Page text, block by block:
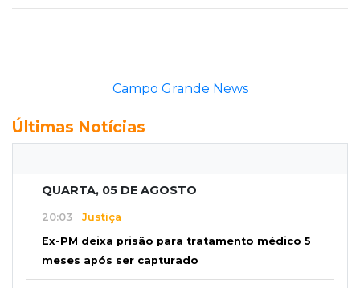
Últimas Notícias
QUARTA, 05 DE AGOSTO
20:03 Justiça
Ex-PM deixa prisão para tratamento médico 5
meses após ser capturado